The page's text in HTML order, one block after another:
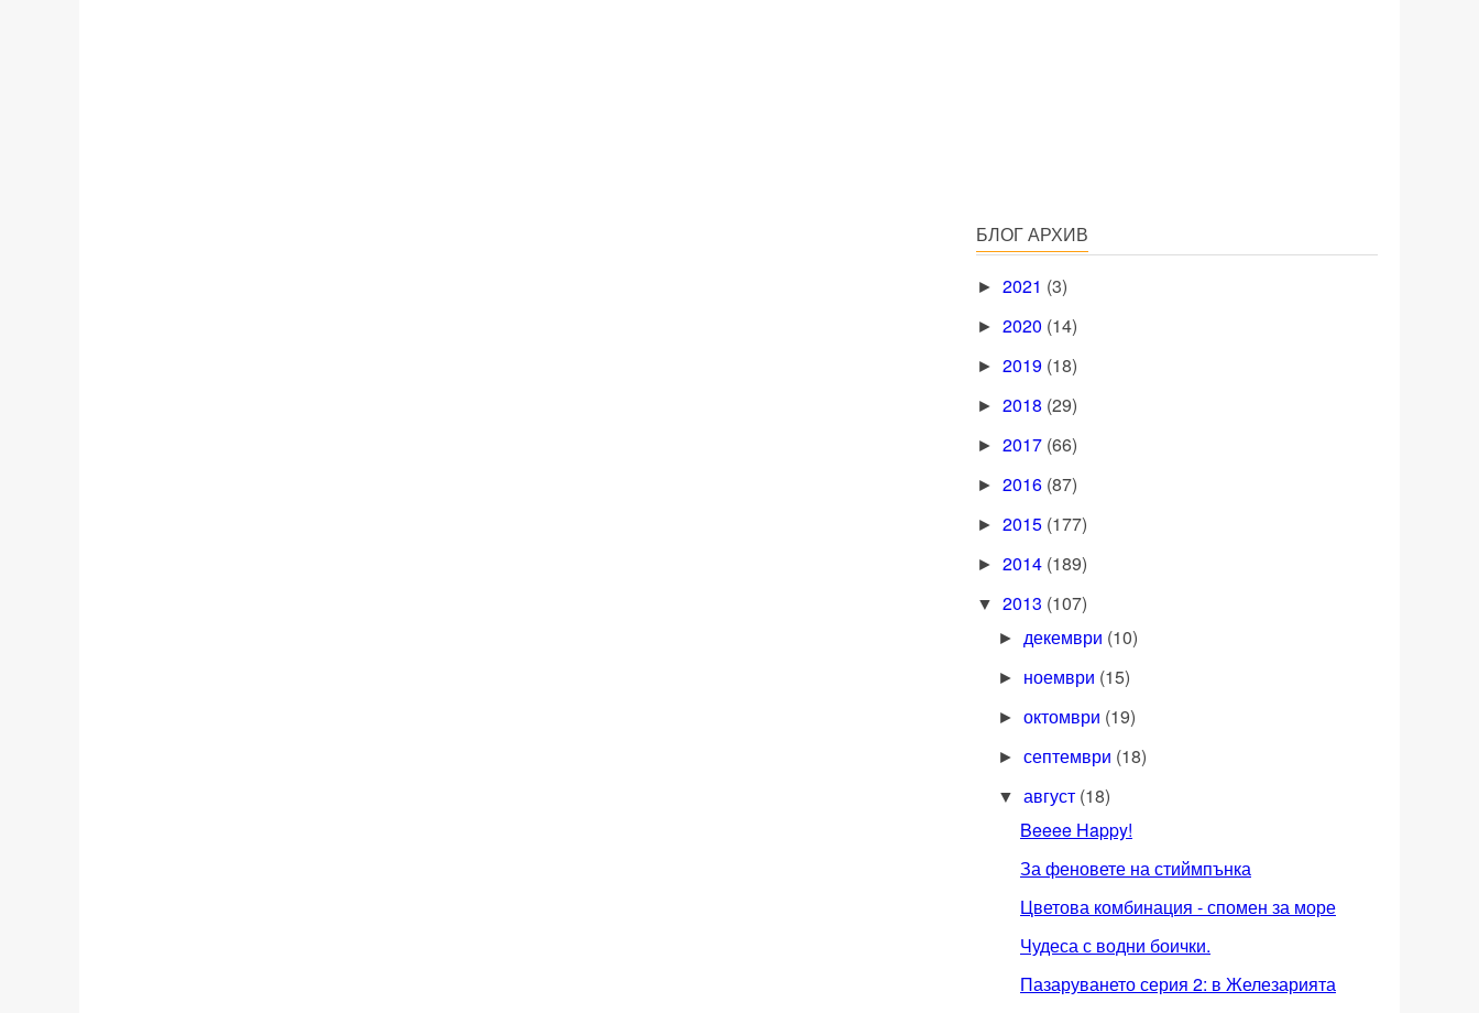
БЛОГ АРХИВ
► 2021 (3)
► 2020 (14)
► 2019 (18)
► 2018 (29)
► 2017 (66)
► 2016 (87)
► 2015 (177)
► 2014 (189)
▼ 2013 (107)
► декември (10)
► ноември (15)
►октомври (19)
►септември (18)
▼август (18)
Beeee Happy!
За феновете на стиймпънка
Цветова комбинация - спомен за море
Чудеса с водни боички.
Пазаруването серия 2: в Железарията